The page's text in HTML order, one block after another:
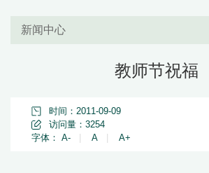
新闻中心
教师节祝福
时间：2011-09-09
访问量： 3254
字体： A- A A+